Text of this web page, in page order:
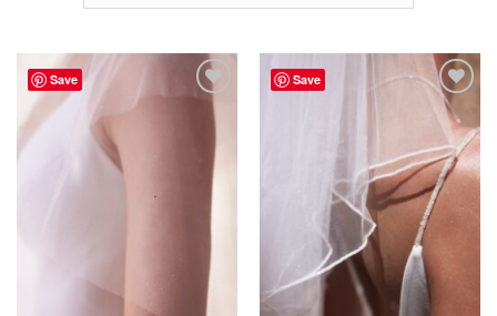
Save
verlanglijst
Save
Aan
verlanglijst
toevoegen